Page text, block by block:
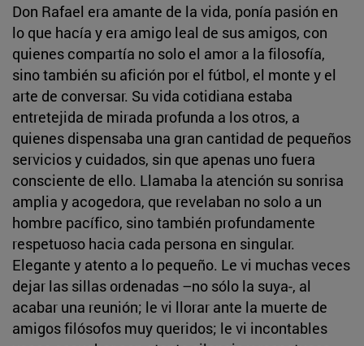
Don Rafael era amante de la vida, ponía pasión en
lo que hacía y era amigo leal de sus amigos, con
quienes compartía no solo el amor a la filosofía,
sino también su afición por el fútbol, el monte y el
arte de conversar. Su vida cotidiana estaba
entretejida de mirada profunda a los otros, a
quienes dispensaba una gran cantidad de pequeños
servicios y cuidados, sin que apenas uno fuera
consciente de ello. Llamaba la atención su sonrisa
amplia y acogedora, que revelaban no solo a un
hombre pacífico, sino también profundamente
respetuoso hacia cada persona en singular.
Elegante y atento a lo pequeño. Le vi muchas veces
dejar las sillas ordenadas –no sólo la suya-, al
acabar una reunión; le vi llorar ante la muerte de
amigos filósofos muy queridos; le vi incontables